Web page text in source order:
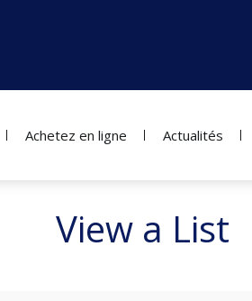
Achetez en ligne Actualités
View a List